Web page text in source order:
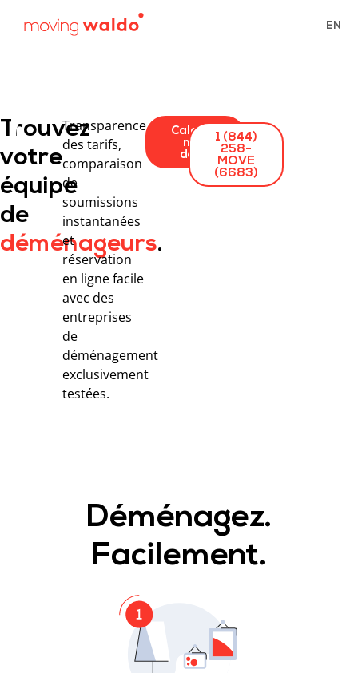
EN
Trouvez
votre
équipe
de
déménageurs.
Transparence
des tarifs,
comparaison
de
soumissions
instantanées
et
réservation
en ligne facile
avec des
entreprises
de
déménagement
exclusivement
testées.
Calculer
mes
devis
1 (844)
258-
MOVE
(6683)
Déménagez.
Facilement.